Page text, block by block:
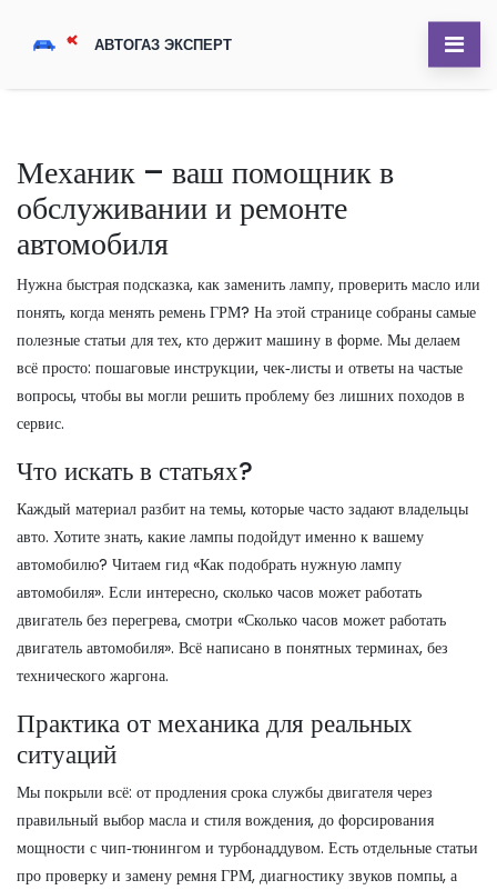
Механик – ваш помощник в
обслуживании и ремонте
автомобиля
Нужна быстрая подсказка, как заменить лампу, проверить масло или
понять, когда менять ремень ГРМ? На этой странице собраны самые
полезные статьи для тех, кто держит машину в форме. Мы делаем
всё просто: пошаговые инструкции, чек‑листы и ответы на частые
вопросы, чтобы вы могли решить проблему без лишних походов в
сервис.
Что искать в статьях?
Каждый материал разбит на темы, которые часто задают владельцы
авто. Хотите знать, какие лампы подойдут именно к вашему
автомобилю? Читаем гид «Как подобрать нужную лампу
автомобиля». Если интересно, сколько часов может работать
двигатель без перегрева, смотри «Сколько часов может работать
двигатель автомобиля». Всё написано в понятных терминах, без
технического жаргона.
Практика от механика для реальных
ситуаций
Мы покрыли всё: от продления срока службы двигателя через
правильный выбор масла и стиля вождения, до форсирования
мощности с чип‑тюнингом и турбонаддувом. Есть отдельные статьи
про проверку и замену ремня ГРМ, диагностику звуков помпы, а